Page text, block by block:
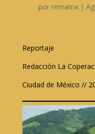
por remamx|
Reportaje
Redacción La
Ciudad de México //